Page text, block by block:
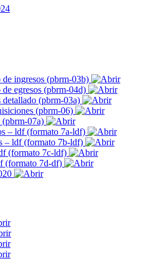
de ingresos (pbrm-03b)
egresos (pbrm-04d)
detallado (pbrm-03a)
(pbrm-06)
(pbrm-07a)
– ldf (formato 7a-ldf)
– ldf (formato 7b-ldf)
(formato 7c-ldf)
(formato 7d-df)